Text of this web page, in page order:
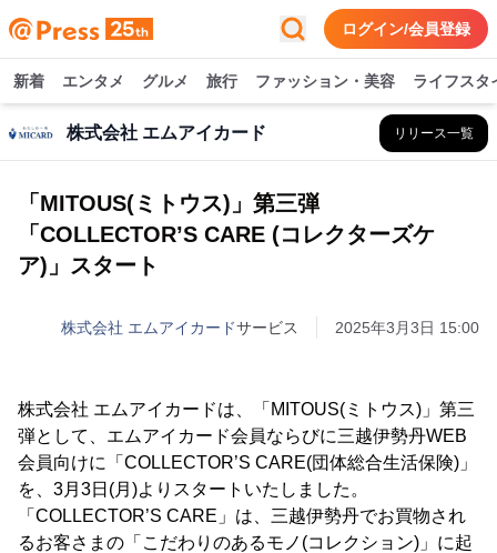
ログイン/会員登録
新着 エンタメ グルメ 旅行 ファッション・美容 ライフスタ
株式会社 エムアイカード リリース一覧
「MITOUS(ミトウス)」第三弾
「COLLECTOR’S CARE (コレクターズケ
ア)」スタート
株式会社 エムアイカードサービス 2025年3月3日 15:00
株式会社 エムアイカードは、「MITOUS(ミトウス)」第三
弾として、エムアイカード会員ならびに三越伊勢丹WEB
会員向けに「COLLECTOR’S CARE(団体総合生活保険)」
を、3月3日(月)よりスタートいたしました。
「COLLECTOR’S CARE」は、三越伊勢丹でお買物され
るお客さまの「こだわりのあるモノ(コレクション)」に起